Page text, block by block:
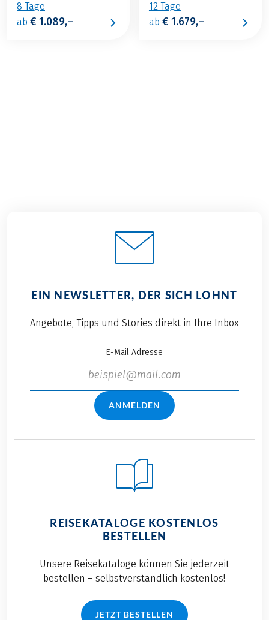
8 Tage
ab € 1.089,–
12 Tage
ab € 1.679,–
EIN NEWSLETTER, DER SICH LOHNT
Angebote, Tipps und Stories direkt in Ihre Inbox
E-Mail Adresse
ANMELDEN
REISEKATALOGE KOSTENLOS
BESTELLEN
Unsere Reisekataloge können Sie jederzeit
bestellen – selbstverständlich kostenlos!
JETZT BESTELLEN